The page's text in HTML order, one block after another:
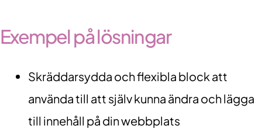
Exempel på lösningar
Skräddarsydda och flexibla block att
använda till att själv kunna ändra och lägga
till innehåll på din webbplats